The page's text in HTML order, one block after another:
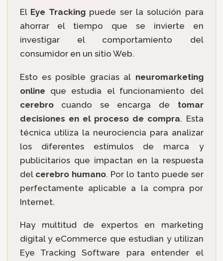
El Eye Tracking puede ser la solución para
ahorrar el tiempo que se invierte en
investigar el comportamiento del
consumidor en un sitio Web.
Esto es posible gracias al neuromarketing
online que estudia el funcionamiento del
cerebro cuando se encarga de tomar
decisiones en el proceso de compra. Esta
técnica utiliza la neurociencia para analizar
los diferentes estímulos de marca y
publicitarios que impactan en la respuesta
del cerebro humano. Por lo tanto puede ser
perfectamente aplicable a la compra por
Internet.
Hay multitud de expertos en marketing
digital y eCommerce que estudian y utilizan
Eye Tracking Software para entender el